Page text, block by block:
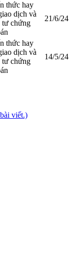
thức hay
dịch và
tư chứng
21/6/24
thức hay
dịch và
tư chứng
14/5/24
viết.)